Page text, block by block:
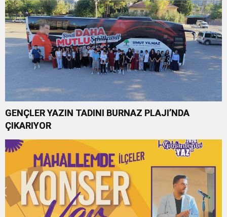
GENÇLER YAZIN TADINI BURNAZ PLAJI’NDA
ÇIKARIYOR